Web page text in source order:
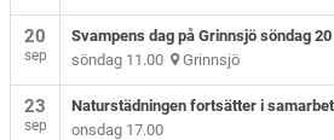
20
sep
Svampens dag på Grinnsjö söndag
söndag 11.00 Grinnsjö
23
sep
Naturstädningen fortsätter i
onsdag 17.00